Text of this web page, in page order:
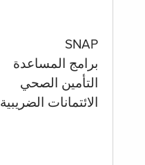
SNAP
برامج المساعدة
التأمين الصحي
الائتمانات الضريبية